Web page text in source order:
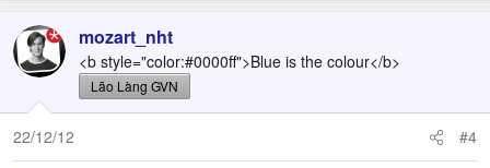
mozart_nht
<b style="color:#0000ff">Blue is the colour</b>
Lão Làng GVN
22/12/12 #4